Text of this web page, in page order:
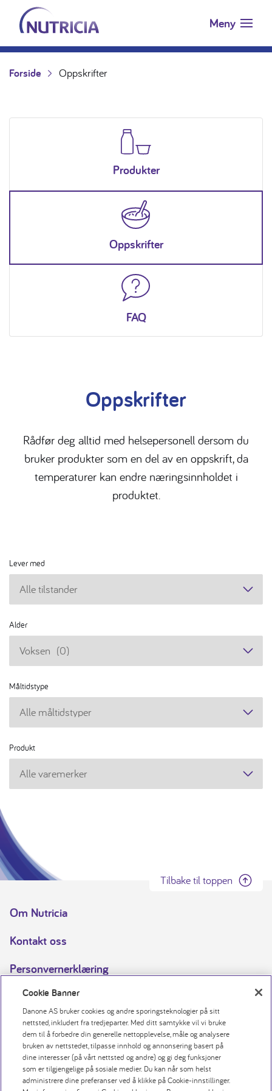
Hopp til innholdet
Nutricia.no Meny
Forside Oppskrifter
Produkter
Oppskrifter
FAQ
Oppskrifter
Rådfør deg alltid med helsepersonell dersom du
bruker produkter som en del av en oppskrift, da
temperaturer kan endre næringsinnholdet i
produktet.
Lever med
Lever
med
Alder
Alder
Måltidstype
Måltidstype
Produkt
Produkt
Tilbake til toppen
Om Nutricia
Kontakt oss
Personvernerklæring
Erklæring om informasjonskapsler
Cookie-innstillinger
Åpenhetsloven
Juridisk merknad
Cookie Banner
Danone AS bruker cookies og andre sporingsteknologier på sitt
nettsted, inkludert fra tredjeparter. Med ditt samtykke vil vi bruke
dem til å forbedre din generelle nettopplevelse, måle og analysere
bruken av nettstedet, tilpasse innhold og annonsering basert på
dine interesser (på vårt nettsted og andre) og gi deg funksjoner
som er tilgjengelige på sosiale medier. Du kan når som helst
administrere dine preferanser ved å klikke på Cookie-innstillinger.